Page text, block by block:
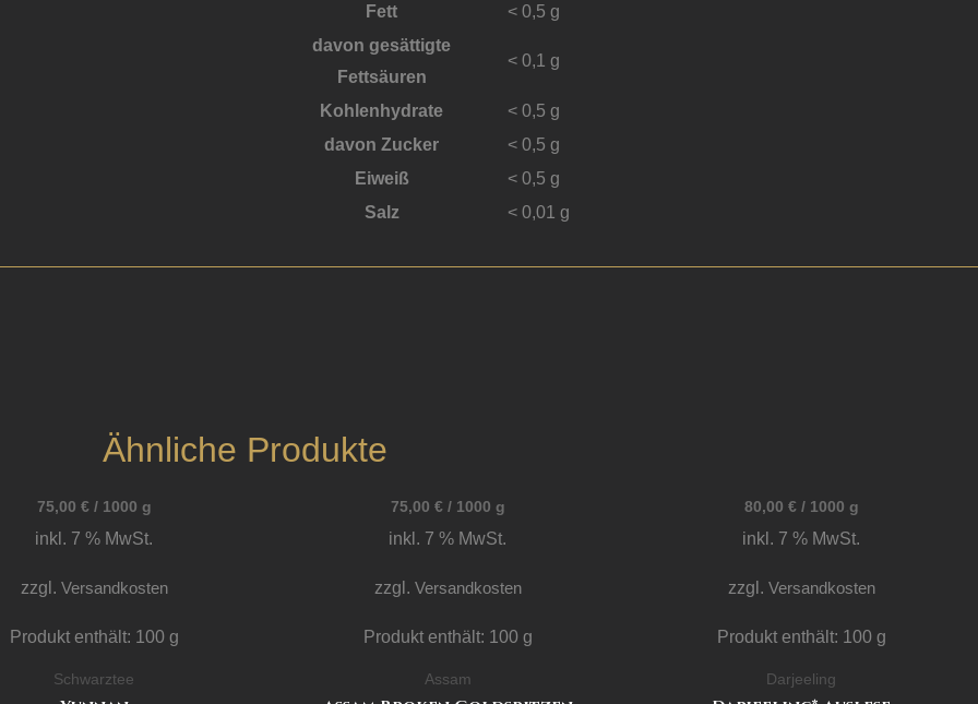
Fett
< 0,5 g
davon gesättigte
Fettsäuren
< 0,1 g
Kohlenhydrate < 0,5 g
davon Zucker < 0,5 g
Eiweiß
< 0,5 g
Salz
< 0,01 g
Ähnliche Produkte
75,00 €/ 1000 g
inkl. 7 % MwSt.
zzgl. Versandkosten
Produkt enthält: 100 g
Schwarztee
75,00 €/ 1000 g
inkl. 7 % MwSt.
zzgl. Versandkosten
Produkt enthält: 100 g
Assam
80,00 €/ 1000 g
inkl. 7 % MwSt.
zzgl. Versandkosten
Produkt enthält: 100 g
Darjeeling